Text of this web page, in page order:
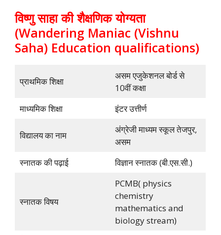
विष्णु साहा की शैक्षणिक योग्यता
(Wandering Maniac (Vishnu
Saha) Education qualifications)
प्राथमिक शिक्षा
असम एजुकेशनल बोर्ड से
10वीं कक्षा
माध्यमिक शिक्षा
इंटर उत्तीर्ण
विद्यालय का नाम
अंग्रेजी माध्यम स्कूल तेजपुर,
असम
स्नातक की पढ़ाई
विज्ञान स्नातक (बी.एस.सी.)
स्नातक विषय
PCMB( physics
chemistry
mathematics and
biology stream)